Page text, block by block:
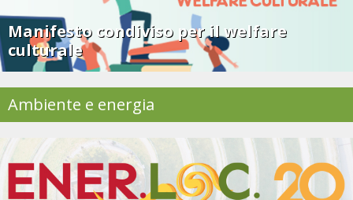
Manifesto condiviso per il welfare
culturale
Ambiente e energia